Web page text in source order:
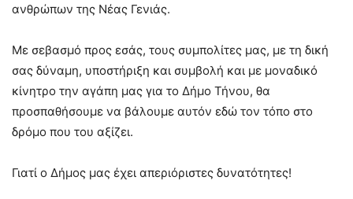
ανθρώπων της Νέας Γενιάς.
Με σεβασμό προς εσάς, τους συμπολίτες μας, με τη δική
σας δύναμη, υποστήριξη και συμβολή και με μοναδικό
κίνητρο την αγάπη μας για το Δήμο Τήνου, θα
προσπαθήσουμε να βάλουμε αυτόν εδώ τον τόπο στο
δρόμο που του αξίζει.
Γιατί ο Δήμος μας έχει απεριόριστες δυνατότητες!